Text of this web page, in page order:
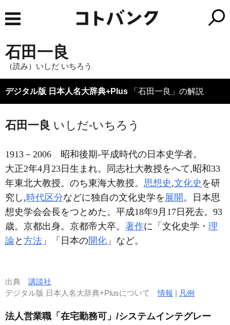
石田一良
（読み）いしだ いちろう
デジタル版 日本人名大辞典+Plus 「石田一良」の解説
石田一良 いしだ-いちろう
1913－2006 昭和後期-平成時代の日本史学者。
大正2年4月23日生まれ。同志社大教授をへて,昭和33
年東北大教授。のち東海大教授。 思想史 ,文化史 を研
究し,時代区分などに独自の文化史学を 展開。日本思
想史学会会長をつとめた。平成18年9月17日死去。93
歳。京都出身。京都帝大卒。 著作に「文化史学・ 理
論 と 方法 」「日本の開化 」など。
出典 講談社
デジタル版 日本人名大辞典+Plusについて情報 | 凡例
法人営業職「在宅勤務可」/システムインテグレー